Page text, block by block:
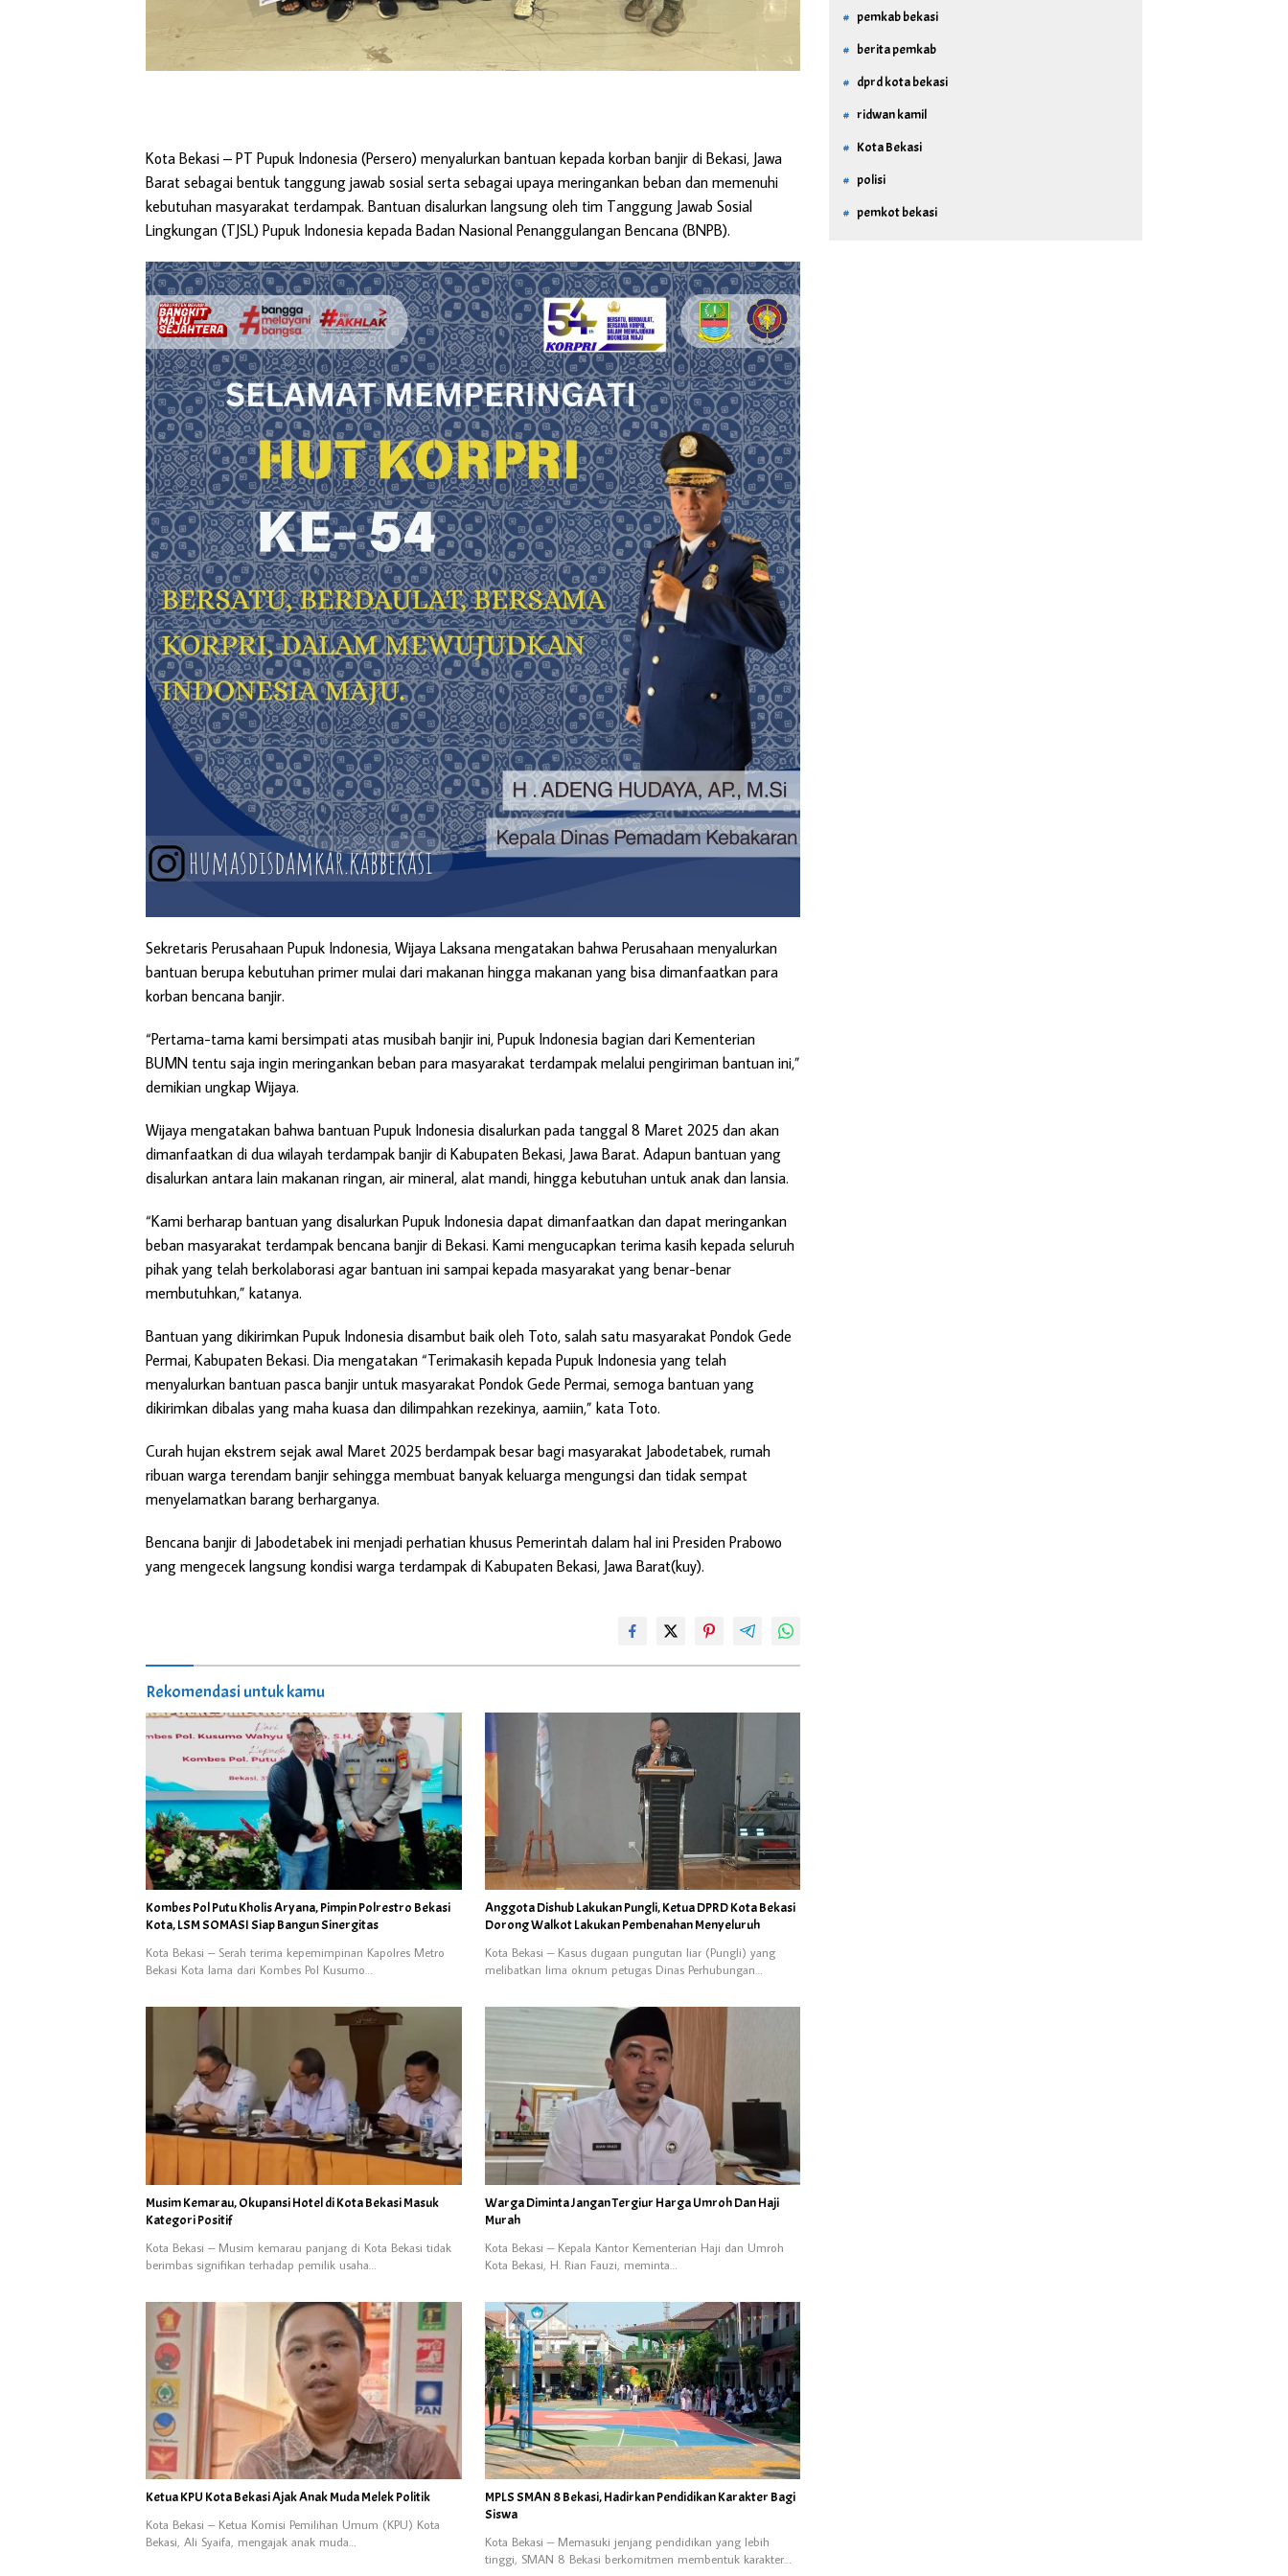
Kota Bekasi – PT Pupuk Indonesia (Persero) menyalurkan bantuan kepada korban banjir di Bekasi, Jawa
Barat sebagai bentuk tanggung jawab sosial serta sebagai upaya meringankan beban dan memenuhi
kebutuhan masyarakat terdampak. Bantuan disalurkan langsung oleh tim Tanggung Jawab Sosial
Lingkungan (TJSL) Pupuk Indonesia kepada Badan Nasional Penanggulangan Bencana (BNPB).
Sekretaris Perusahaan Pupuk Indonesia, Wijaya Laksana mengatakan bahwa Perusahaan menyalurkan
bantuan berupa kebutuhan primer mulai dari makanan hingga makanan yang bisa dimanfaatkan para
korban bencana banjir.
“Pertama-tama kami bersimpati atas musibah banjir ini, Pupuk Indonesia bagian dari Kementerian
BUMN tentu saja ingin meringankan beban para masyarakat terdampak melalui pengiriman bantuan ini,”
demikian ungkap Wijaya.
Wijaya mengatakan bahwa bantuan Pupuk Indonesia disalurkan pada tanggal 8 Maret 2025 dan akan
dimanfaatkan di dua wilayah terdampak banjir di Kabupaten Bekasi, Jawa Barat. Adapun bantuan yang
disalurkan antara lain makanan ringan, air mineral, alat mandi, hingga kebutuhan untuk anak dan lansia.
“Kami berharap bantuan yang disalurkan Pupuk Indonesia dapat dimanfaatkan dan dapat meringankan
beban masyarakat terdampak bencana banjir di Bekasi. Kami mengucapkan terima kasih kepada seluruh
pihak yang telah berkolaborasi agar bantuan ini sampai kepada masyarakat yang benar-benar
membutuhkan,” katanya.
Bantuan yang dikirimkan Pupuk Indonesia disambut baik oleh Toto, salah satu masyarakat Pondok Gede
Permai, Kabupaten Bekasi. Dia mengatakan “Terimakasih kepada Pupuk Indonesia yang telah
menyalurkan bantuan pasca banjir untuk masyarakat Pondok Gede Permai, semoga bantuan yang
dikirimkan dibalas yang maha kuasa dan dilimpahkan rezekinya, aamiin,” kata Toto.
Curah hujan ekstrem sejak awal Maret 2025 berdampak besar bagi masyarakat Jabodetabek, rumah
ribuan warga terendam banjir sehingga membuat banyak keluarga mengungsi dan tidak sempat
menyelamatkan barang berharganya.
Bencana banjir di Jabodetabek ini menjadi perhatian khusus Pemerintah dalam hal ini Presiden Prabowo
yang mengecek langsung kondisi warga terdampak di Kabupaten Bekasi, Jawa Barat(kuy).
Rekomendasi untuk kamu
Kombes Pol Putu Kholis Aryana, Pimpin Polrestro Bekasi
Kota, LSM SOMASI Siap Bangun Sinergitas
Kota Bekasi – Serah terima kepemimpinan Kapolres Metro
Bekasi Kota lama dari Kombes Pol Kusumo…
Anggota Dishub Lakukan Pungli, Ketua DPRD Kota Bekasi
Dorong Walkot Lakukan Pembenahan Menyeluruh
Kota Bekasi – Kasus dugaan pungutan liar (Pungli) yang
melibatkan lima oknum petugas Dinas Perhubungan…
Musim Kemarau, Okupansi Hotel di Kota Bekasi Masuk
Kategori Positif
Kota Bekasi – Musim kemarau panjang di Kota Bekasi tidak
berimbas signifikan terhadap pemilik usaha…
Warga Diminta Jangan Tergiur Harga Umroh Dan Haji
Murah
Kota Bekasi – Kepala Kantor Kementerian Haji dan Umroh
Kota Bekasi, H. Rian Fauzi, meminta…
Ketua KPU Kota Bekasi Ajak Anak Muda Melek Politik
Kota Bekasi – Ketua Komisi Pemilihan Umum (KPU) Kota
Bekasi, Ali Syaifa, mengajak anak muda…
MPLS SMAN 8 Bekasi, Hadirkan Pendidikan Karakter Bagi
Siswa
Kota Bekasi – Memasuki jenjang pendidikan yang lebih
tinggi, SMAN 8 Bekasi berkomitmen membentuk karakter…
pemkab bekasi
berita pemkab
dprd kota bekasi
ridwan kamil
Kota Bekasi
polisi
pemkot bekasi